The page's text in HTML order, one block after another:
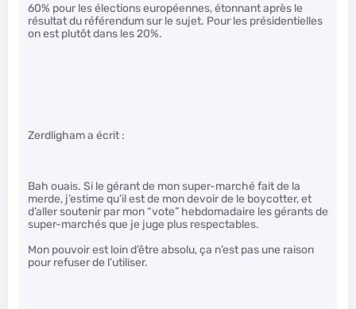
60% pour les élections européennes, étonnant après le
résultat du référendum sur le sujet. Pour les présidentielles
on est plutôt dans les 20%.
Zerdligham a écrit :
Bah ouais. Si le gérant de mon super-marché fait de la
merde, j’estime qu’il est de mon devoir de le boycotter, et
d’aller soutenir par mon “vote” hebdomadaire les gérants de
super-marchés que je juge plus respectables.
Mon pouvoir est loin d’être absolu, ça n’est pas une raison
pour refuser de l’utiliser.